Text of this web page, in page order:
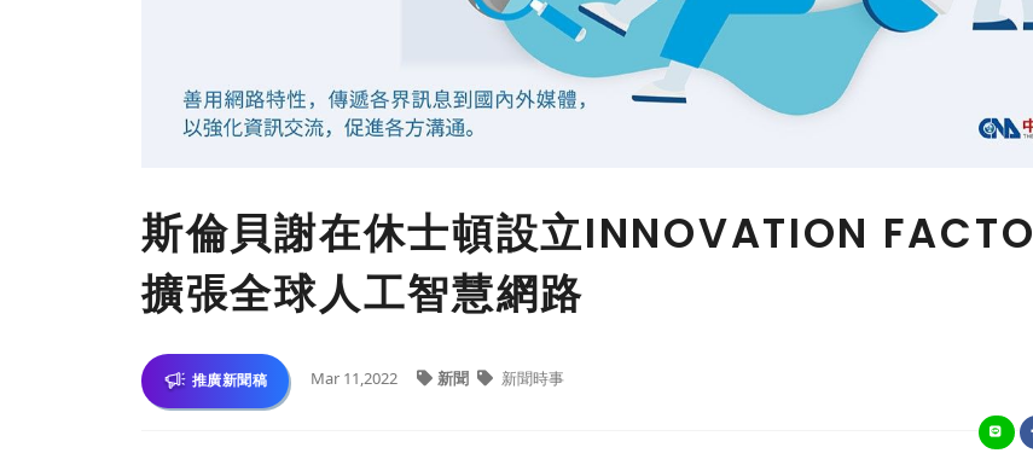
斯倫貝謝在休士頓設立INNOVATION
擴張全球人工智慧網路
推廣新聞稿 Mar 11,2022 新聞 新聞時事